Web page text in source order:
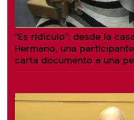
"Es ridículo": desde la
Hermano, una
carta documento a una